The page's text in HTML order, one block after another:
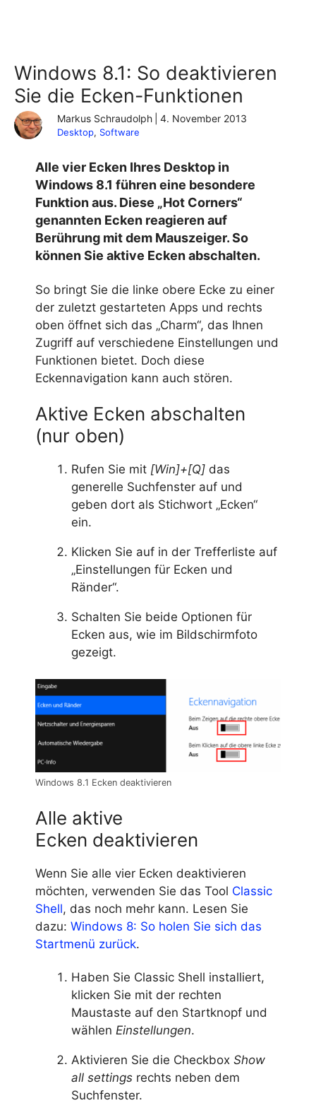
Windows 8.1: So deaktivieren
Sie die Ecken-Funktionen
Markus Schraudolph 4. November 2013
Desktop, Software
Alle vier Ecken Ihres Desktop in
Windows 8.1 führen eine besondere
Funktion aus. Diese „Hot Corners“
genannten Ecken reagieren auf
Berührung mit dem Mauszeiger. So
können Sie aktive Ecken abschalten.
So bringt Sie die linke obere Ecke zu einer
der zuletzt gestarteten Apps und rechts
oben öffnet sich das „Charm“, das Ihnen
Zugriff auf verschiedene Einstellungen und
Funktionen bietet. Doch diese
Eckennavigation kann auch stören.
Aktive Ecken abschalten
(nur oben)
Rufen Sie mit [Win]+[Q] das
generelle Suchfenster auf und
geben dort als Stichwort „Ecken“
ein.
Klicken Sie auf in der Trefferliste auf
„Einstellungen für Ecken und
Ränder“.
Schalten Sie beide Optionen für
Ecken aus, wie im Bildschirmfoto
gezeigt.
Windows 8.1 Ecken deaktivieren
Alle aktive
Ecken deaktivieren
Wenn Sie alle vier Ecken deaktivieren
möchten, verwenden Sie das Tool Classic
Shell, das noch mehr kann. Lesen Sie
dazu: Windows 8: So holen Sie sich das
Startmenü zurück.
Haben Sie Classic Shell installiert,
klicken Sie mit der rechten
Maustaste auf den Startknopf und
wählen Einstellungen.
Aktivieren Sie die Checkbox Show
all settings rechts neben dem
Suchfenster.